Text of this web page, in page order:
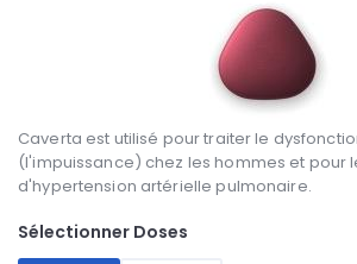
Caverta est utilisé pour traiter le
(l'impuissance) chez les hommes et pour
d'hypertension artérielle pulmonaire.
Sélectionner Doses